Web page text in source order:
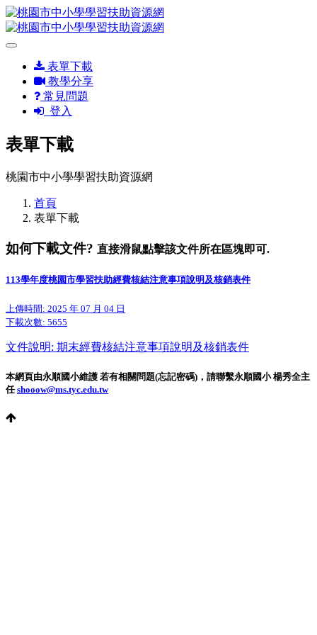
表單下載
教學分享
常見問題
登入
表單下載
桃園市中小學學習扶助資源網
首頁
表單下載
如何下載文件? 直接滑鼠點擊該文件所在區塊即可.
113學年度桃園市學習扶助經費核結注意事項說明及核銷表件
上傳時間: 2025 年 07 月 04 日
下載次數: 5655
文件說明: 期末經費核結注意事項說明及核銷表件
本網頁由永順國小維護 若有相關問題(忘記密碼)，請聯繫永順國小 楊秀全主
任shooow@ms.tyc.edu.tw